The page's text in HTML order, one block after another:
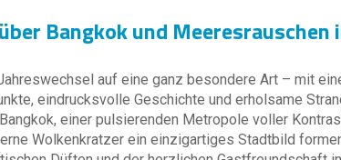
Bangkok und Meeresrauschen
auf eine ganz besondere Art – mit
eindrucksvolle Geschichte und erholsame
einer pulsierenden Metropole voller
Wolkenkratzer ein einzigartiges Stadtbild